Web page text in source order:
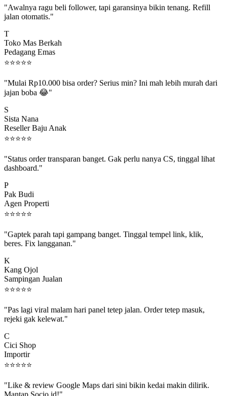
jalan otomatis."
Toko Mas Berkah
Pedagang Emas
⭐⭐⭐⭐⭐
jajan boba 😂"
Sista Nana
Reseller Baju Anak
⭐⭐⭐⭐⭐
dashboard."
Pak Budi
Agen Properti
⭐⭐⭐⭐⭐
beres. Fix langganan."
Kang Ojol
Sampingan Jualan
⭐⭐⭐⭐⭐
rejeki gak kelewat."
Cici Shop
Importir
⭐⭐⭐⭐⭐
Mantap Socio.id!"